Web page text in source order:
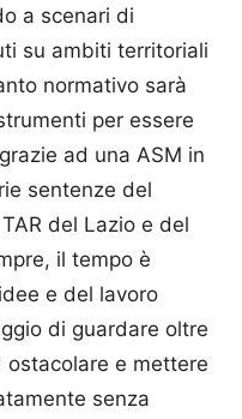
a scenari di
su ambiti territoriali
normativo sarà
per essere
ad una ASM in
sentenze del
del Lazio e del
il tempo è
e del lavoro
di guardare oltre
ostacolare e mettere
senza